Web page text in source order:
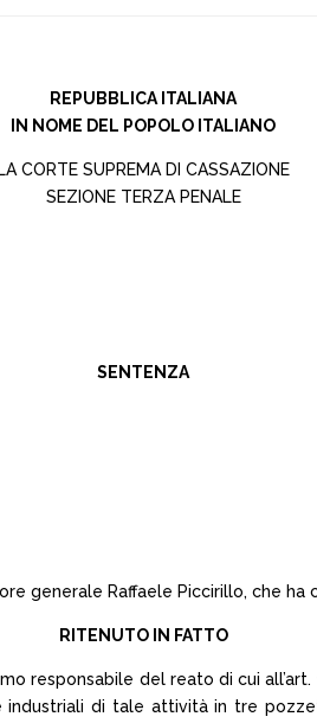
REPUBBLICA ITALIANA
IN NOME DEL POPOLO ITALIANO
LA CORTE SUPREMA DI CASSAZIONE
SEZIONE TERZA PENALE
SENTENZA
generale Raffaele Piccirillo, che ha
RITENUTO IN FATTO
responsabile del reato di cui
di tale attività in tre